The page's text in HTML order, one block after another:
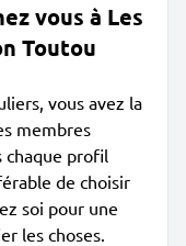
vous à Les
Toutou
vous avez la
membres
chaque profil
de choisir
soi pour une
les choses.